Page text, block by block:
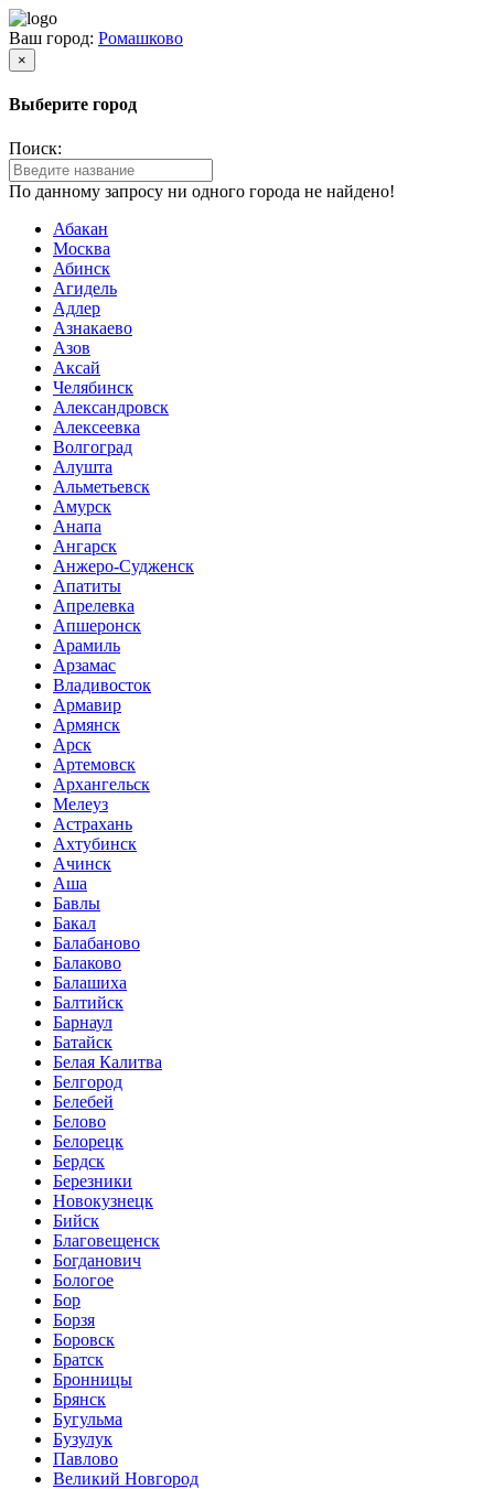
Ваш город: Ромашково
×
Выберите город
Поиск:
По данному запросу ни одного города не найдено!
Абакан
Москва
Абинск
Агидель
Адлер
Азнакаево
Азов
Аксай
Челябинск
Александровск
Алексеевка
Волгоград
Алушта
Альметьевск
Амурск
Анапа
Ангарск
Анжеро-Судженск
Апатиты
Апрелевка
Апшеронск
Арамиль
Арзамас
Владивосток
Армавир
Армянск
Арск
Артемовск
Архангельск
Мелеуз
Астрахань
Ахтубинск
Ачинск
Аша
Бавлы
Бакал
Балабаново
Балаково
Балашиха
Балтийск
Барнаул
Батайск
Белая Калитва
Белгород
Белебей
Белово
Белорецк
Бердск
Березники
Новокузнецк
Бийск
Благовещенск
Богданович
Бологое
Бор
Борзя
Боровск
Братск
Бронницы
Брянск
Бугульма
Бузулук
Павлово
Великий Новгород